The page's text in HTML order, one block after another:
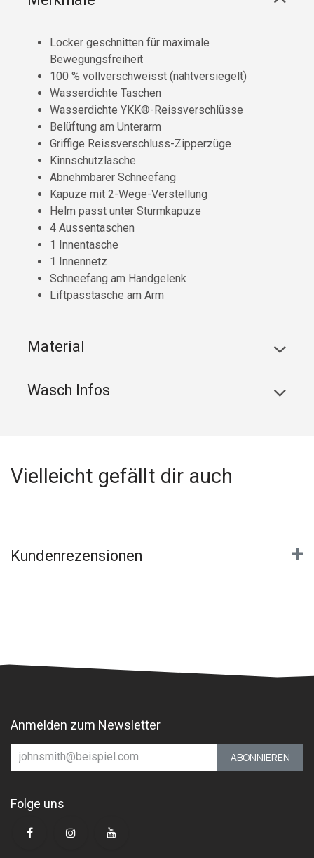
Locker geschnitten für maximale
Bewegungsfreiheit
100 % vollverschweisst (nahtversiegelt)
Wasserdichte Taschen
Wasserdichte YKK®-Reissverschlüsse
Belüftung am Unterarm
Griffige Reissverschluss-Zipperzüge
Kinnschutzlasche
Abnehmbarer Schneefang
Kapuze mit 2-Wege-Verstellung
Helm passt unter Sturmkapuze
4 Aussentaschen
1 Innentasche
1 Innennetz
Schneefang am Handgelenk
Liftpasstasche am Arm
Material
Wasch Infos
Vielleicht gefällt dir auch
Kundenrezensionen
Anmelden zum Newsletter
ABONNIEREN
Folge uns